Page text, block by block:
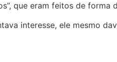
que eram feitos de forma
interesse, ele mesmo